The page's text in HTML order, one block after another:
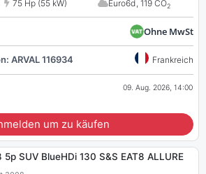
75 Hp (55 kW) Euro6d, 119 CO2
Ohne MwSt
ARVAL 116934 Frankreich
09. Aug. 2026, 14:00
um zu käufen
5p SUV BlueHDi 130 S&S EAT8 ALLURE